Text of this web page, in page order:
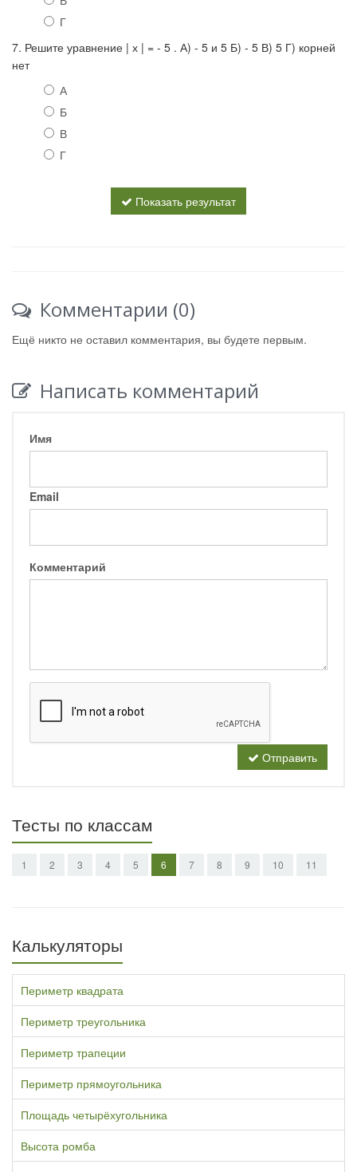
Г
7. Решите уравнение | х | = - 5 . А) - 5 и 5 Б) - 5 В) 5 Г) корней
нет
А
Б
В
Г
Показать результат
Комментарии (0)
Ещё никто не оставил комментария, вы будете первым.
Написать комментарий
Имя
Email
Комментарий
Отправить
Тесты по классам
1 2 3 4 5 6 7 8 9 10 11
Калькуляторы
Периметр квадрата
Периметр треугольника
Периметр трапеции
Периметр прямоугольника
Площадь четырёхугольника
Высота ромба